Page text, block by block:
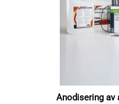
Anodisering av